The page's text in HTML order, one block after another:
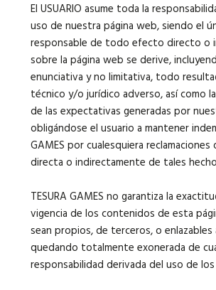
El USUARIO asume toda la
uso de nuestra página web, siendo el
responsable de todo efecto directo o
sobre la página web se derive,
enunciativa y no limitativa, todo
técnico y/o jurídico adverso, así como
de las expectativas generadas por
obligándose el usuario a mantener
GAMES por cualesquiera reclamaciones
directa o indirectamente de tales
TESURA GAMES no garantiza la
vigencia de los contenidos de esta
sean propios, de terceros, o
quedando totalmente exonerada de
responsabilidad derivada del uso de los